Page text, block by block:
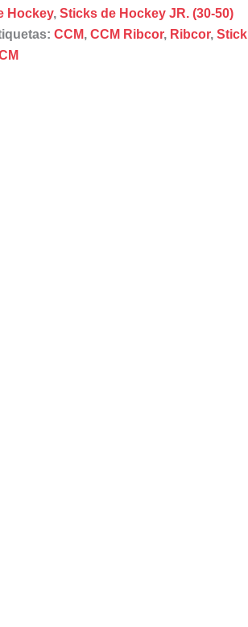
Hockey, Sticks de Hockey JR. (30-50)
CCM, CCM Ribcor, Ribcor, Stick